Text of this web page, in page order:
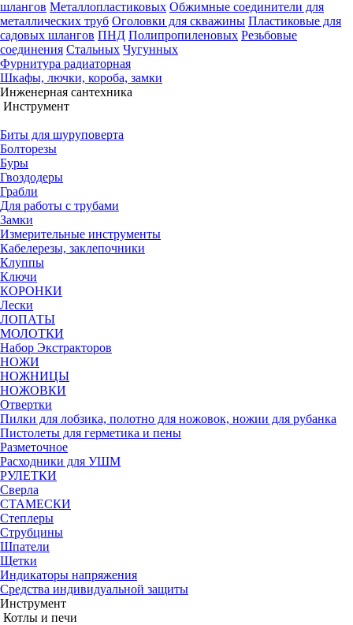
шлангов Металлопластиковых Обжимные соединители для
металлических труб Оголовки для скважины Пластиковые для
садовых шлангов ПНД Полипропиленовых Резьбовые
соединения Стальных Чугунных
Фурнитура радиаторная
Шкафы, лючки, короба, замки
Инженерная сантехника
Инструмент
Биты для шуруповерта
Болторезы
Буры
Гвоздодеры
Грабли
Для работы с трубами
Замки
Измерительные инструменты
Кабелерезы, заклепочники
Клуппы
Ключи
КОРОНКИ
Лески
ЛОПАТЫ
МОЛОТКИ
Набор Экстракторов
НОЖИ
НОЖНИЦЫ
НОЖОВКИ
Отвертки
Пилки для лобзика, полотно для ножовок, ножии для рубанка
Пистолеты для герметика и пены
Разметочное
Расходники для УШМ
РУЛЕТКИ
Сверла
СТАМЕСКИ
Степлеры
Струбцины
Шпатели
Щетки
Индикаторы напряжения
Средства индивидуальной защиты
Инструмент
Котлы и печи